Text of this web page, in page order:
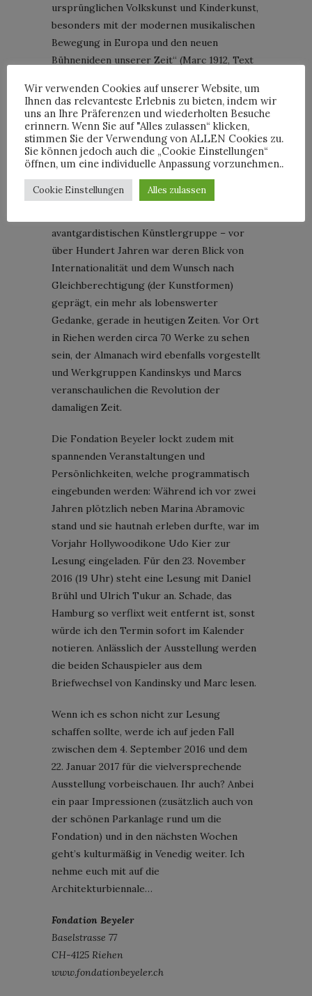
ursprünglichen Volkskunst und Kinderkunst,
besonders mit der modernen musikalischen
Bewegung in Europa und den neuen
Bühnenideen unserer Zeit“ (Marc 1912, Text
Der Park der Fondation Beyeler im Frühling; Ellsworth Kelly, White
Curves, 2001, und Alexander Calder, The Tree, 1966 © Ellsworth Kelly;
Calder Foundation, New York ; Foto: Mark Niedermann
Ich für meinen Teil bin fasziniert von dem
avantgardistischen Künstlergruppe – vor
über Hundert Jahren war deren Blick von
Internationalität und dem Wunsch nach
Gleichberechtigung (der Kunstformen)
geprägt, ein mehr als lobenswerter
Gedanke, gerade in heutigen Zeiten. Vor Ort
in Riehen werden circa 70 Werke zu sehen
sein, der Almanach wird ebenfalls vorgestellt
und Werkgruppen Kandinskys und Marcs
veranschaulichen die Revolution der
damaligen Zeit.
Die Fondation Beyeler lockt zudem mit
spannenden Veranstaltungen und
Persönlichkeiten, welche programmatisch
eingebunden werden: Während ich vor zwei
Jahren plötzlich neben Marina Abramovic
stand und sie hautnah erleben durfte, war im
Vorjahr Hollywoodikone Udo Kier zur
Lesung eingeladen. Für den 23. November
2016 (19 Uhr) steht eine Lesung mit Daniel
Brühl und Ulrich Tukur an. Schade, das
Hamburg so verflixt weit entfernt ist, sonst
würde ich den Termin sofort im Kalender
notieren. Anlässlich der Ausstellung werden
die beiden Schauspieler aus dem
Briefwechsel von Kandinsky und Marc lesen.
Wenn ich es schon nicht zur Lesung
schaffen sollte, werde ich auf jeden Fall
zwischen dem 4. September 2016 und dem
22. Januar 2017 für die vielversprechende
Ausstellung vorbeischauen. Ihr auch? Anbei
ein paar Impressionen (zusätzlich auch von
der schönen Parkanlage rund um die
Fondation) und in den nächsten Wochen
geht’s kulturmäßig in Venedig weiter. Ich
nehme euch mit auf die
Architekturbiennale…
Fondation Beyeler
Baselstrasse 77
CH-4125 Riehen
www.fondationbeyeler.ch
Wir verwenden Cookies auf unserer Website, um
Ihnen das relevanteste Erlebnis zu bieten, indem wir
uns an Ihre Präferenzen und wiederholten Besuche
erinnern. Wenn Sie auf "Alles zulassen“ klicken,
stimmen Sie der Verwendung von ALLEN Cookies zu.
Sie können jedoch auch die „Cookie Einstellungen“
öffnen, um eine individuelle Anpassung vorzunehmen..
Cookie Einstellungen Alles zulassen